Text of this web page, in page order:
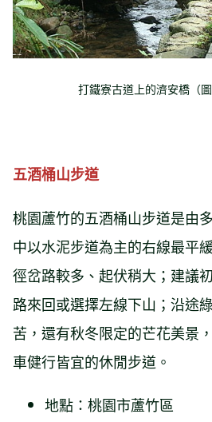
打鐵寮古道上的濟安橋（圖
五酒桶山步道
桃園蘆竹的五酒桶山步道是由
中以水泥步道為主的右線最平
徑岔路較多、起伏稍大；建議
路來回或選擇左線下山；沿途
苦，還有秋冬限定的芒花美景
車健行皆宜的休閒步道。
地點：桃園市蘆竹區